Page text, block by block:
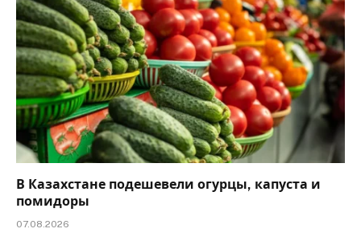
В Казахстане подешевели огурцы, капуста и
помидоры
07.08.2026